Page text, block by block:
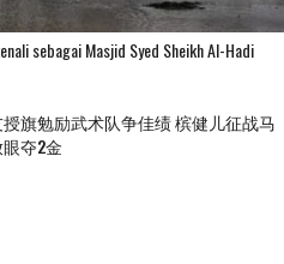
sebagai Masjid Syed Sheikh Al-Hadi
旗勉励武术队争佳绩 槟健儿征战马
夺2金